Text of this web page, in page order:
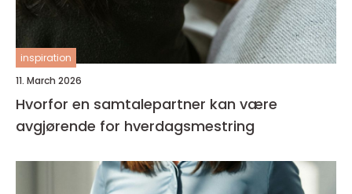
inspiration
11. March 2026
Hvorfor en samtalepartner kan være
avgjørende for hverdagsmestring